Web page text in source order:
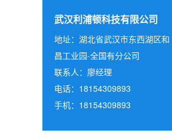
武汉利浦顿科技有限公司
地址：湖北省武汉市东西湖区和
昌工业园-全国有分公司
联系人：廖经理
电话：18154309893
手机：18154309893